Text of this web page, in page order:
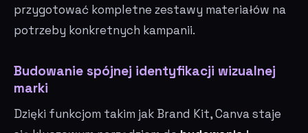
przygotować kompletne zestawy materiałów na
potrzeby konkretnych kampanii.
Budowanie spójnej identyfikacji wizualnej
marki
Dzięki funkcjom takim jak Brand Kit, Canva staje